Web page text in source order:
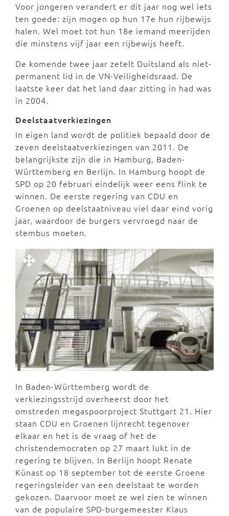
Voor jongeren verandert er dit jaar nog wel iets
ten goede: zijn mogen op hun 17e hun rijbewijs
halen. Wel moet tot hun 18e iemand meerijden
die minstens vijf jaar een rijbewijs heeft.
De komende twee jaar zetelt Duitsland als niet-
permanent lid in de VN-Veiligheidsraad. De
laatste keer dat het land daar zitting in had was
in 2004.
Deelstaatverkiezingen
In eigen land wordt de politiek bepaald door de
zeven deelstaatverkiezingen van 2011. De
belangrijkste zijn die in Hamburg, Baden-
Württemberg en Berlijn. In Hamburg hoopt de
SPD op 20 februari eindelijk weer eens flink te
winnen. De eerste regering van CDU en
Groenen op deelstaatniveau viel daar eind vorig
jaar, waardoor de burgers vervroegd naar de
stembus moeten.
In Baden-Württemberg wordt de
verkiezingsstrijd overheerst door het
omstreden megaspoorproject Stuttgart 21. Hier
staan CDU en Groenen lijnrecht tegenover
elkaar en het is de vraag of het de
christendemocraten op 27 maart lukt in de
regering te blijven. In Berlijn hoopt Renate
Künast op 18 september tot de eerste Groene
regeringsleider van een deelstaat te worden
gekozen. Daarvoor moet ze wel zien te winnen
van de populaire SPD-burgemeester Klaus